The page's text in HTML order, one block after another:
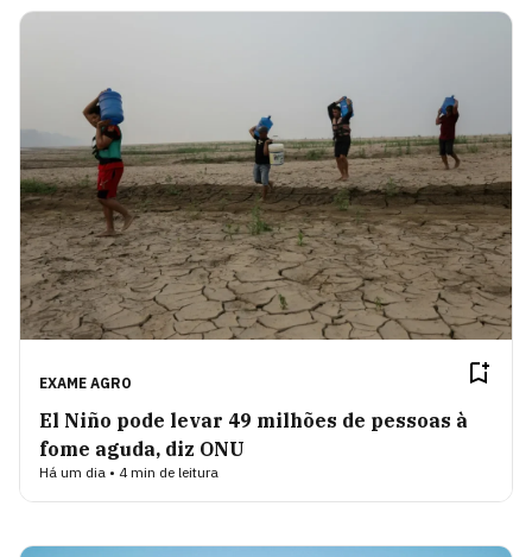
EXAME AGRO
El Niño pode levar 49 milhões de pessoas à
fome aguda, diz ONU
Há um dia • 4 min de leitura